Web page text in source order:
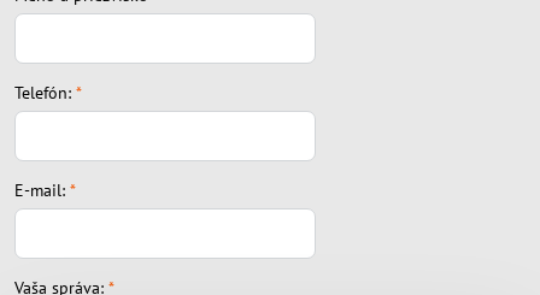
Telefón: *
E-mail: *
Vaša správa: *